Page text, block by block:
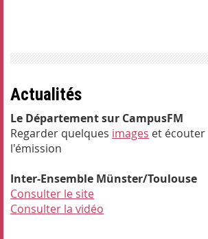
Actualités
Le Département sur CampusFM
Regarder quelques images et écouter
l'émission
Inter-Ensemble Münster/Toulouse
Consulter le site
Consulter la vidéo